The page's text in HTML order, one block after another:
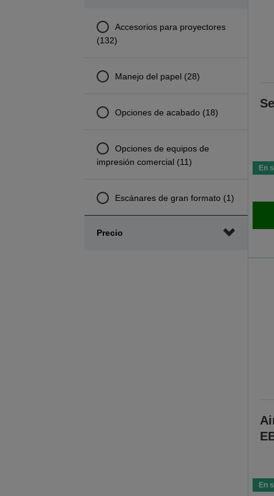
Accesorios para proyectores
(132)
Manejo del papel (28)
Opciones de acabado (18)
Opciones de equipos de
impresión comercial (11)
Escánares de gran formato (1)
Precio
En
En